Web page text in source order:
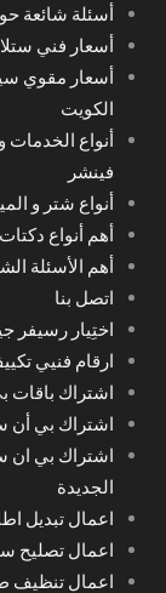
أسئلة شائعة
أسعار فني
أسعار مقوي
الكويت
أنواع
فينشر
أنواع شتر و
أهم أنواع
أهم الأسئلة
اتصل بنا
اختِيار رسيفر جيد
ارقام فنيي
اشتراك باقات
اشتراك بي أن
الجديدة
اعمال تبديل
اعمال تصليح
اعمال تنظيف